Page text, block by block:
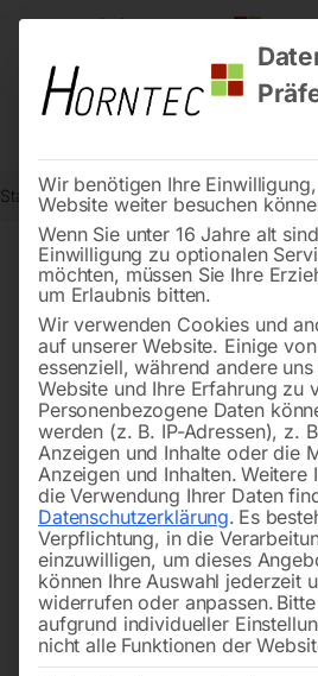
Start Drucklufttechnologie Bauteile für
Wir benötigen Ihre
Website weiter besuchen
Wenn Sie unter 16 Jahre alt
Einwilligung zu optionalen
möchten, müssen Sie Ihre
um Erlaubnis bitten.
Wir verwenden Cookies und
auf unserer Website. Einige
essenziell, während andere
Website und Ihre Erfahrung zu
Personenbezogene Daten
werden (z. B. IP-Adressen), z.
Anzeigen und Inhalte oder die
Anzeigen und Inhalten. Weitere
die Verwendung Ihrer Daten
Datenschutzerklärung. Es
Verpflichtung, in die
einzuwilligen, um dieses
können Ihre Auswahl jederzeit
widerrufen oder anpassen.
aufgrund individueller
nicht alle Funktionen der